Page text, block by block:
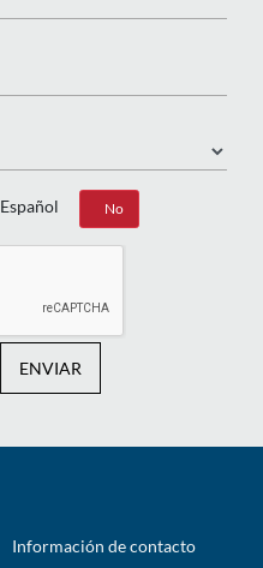
Español
Sí No
ENVIAR
Información de contacto